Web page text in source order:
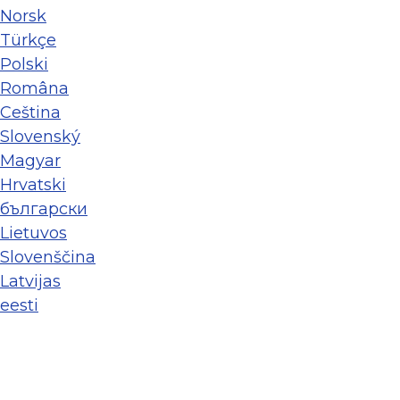
Norsk
Türkçe
Polski
Româna
Ceština
Slovenský
Magyar
Hrvatski
български
Lietuvos
Slovenščina
Latvijas
eesti